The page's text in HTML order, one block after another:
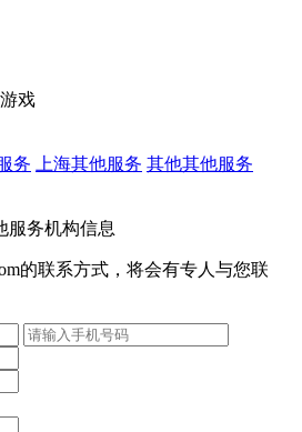
戏
务 上海其他服务 其他其他服务
服务机构信息
的联系方式，将会有专人与您联